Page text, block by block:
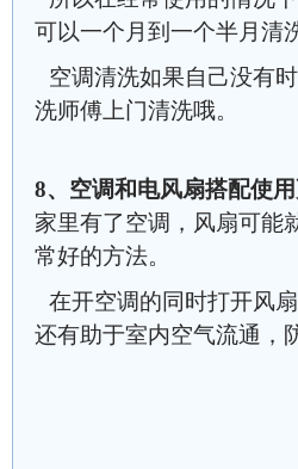
可以一个月到一个半月清
空调清洗如果自己没有
洗师傅上门清洗哦。
8、空调和电风扇搭配使
家里有了空调，风扇可能
常好的方法。
在开空调的同时打开风
还有助于室内空气流通，